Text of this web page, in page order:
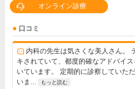
オンライン診療
口コミ
内科の先生は気さくな美人さん。
キされていて、都度的確なアドバイ
いています。 定期的に診察していた
いま...
もっと読む